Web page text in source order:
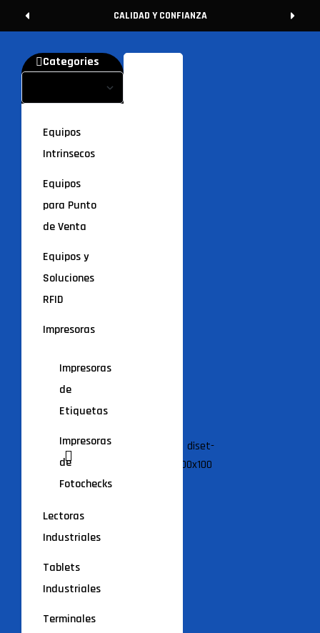
CALIDAD Y CONFIANZA
Categories
Equipos
Intrinsecos
Equipos
para Punto
de Venta
Equipos y
Soluciones
RFID
Impresoras
Impresoras
de
Etiquetas
Impresoras
de
Fotochecks
Lectoras
Industriales
Tablets
Industriales
Terminales